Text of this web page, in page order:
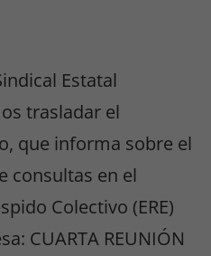
Estatal
trasladar el
que informa sobre el
consultas en el
Colectivo (ERE)
CUARTA REUNIÓN